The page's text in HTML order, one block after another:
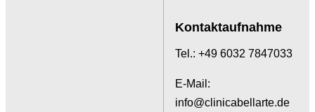
Kontaktaufnahme
Tel.: +49 6032 7847033
E-Mail:
info@clinicabellarte.de